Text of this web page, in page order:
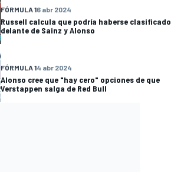
FÓRMULA 16 abr 2024
Russell calcula que podría haberse clasificado
delante de Sainz y Alonso
FÓRMULA 14 abr 2024
Alonso cree que "hay cero" opciones de que
Verstappen salga de Red Bull